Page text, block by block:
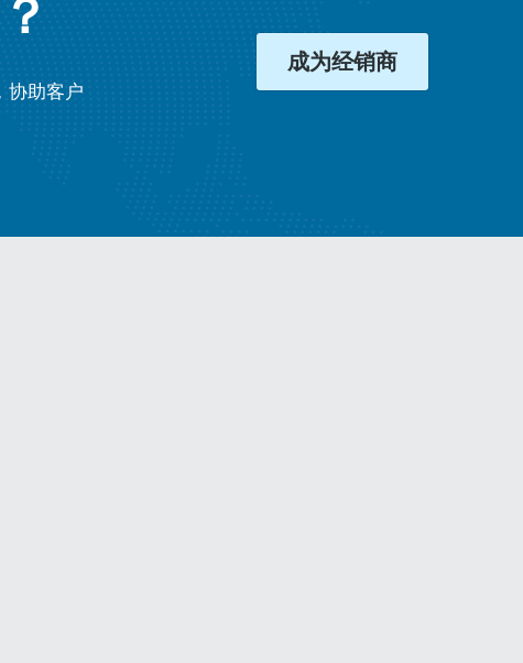
协助客户
成为经销商